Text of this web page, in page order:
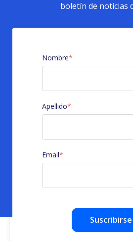
boletín de noticias
Nombre*
Apellido*
Email*